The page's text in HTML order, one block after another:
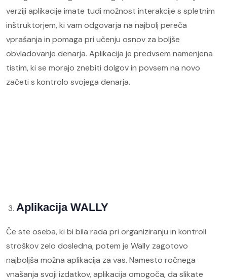
verziji aplikacije imate tudi možnost interakcije s spletnim
inštruktorjem, ki vam odgovarja na najbolj pereča
vprašanja in pomaga pri učenju osnov za boljše
obvladovanje denarja. Aplikacija je predvsem namenjena
tistim, ki se morajo znebiti dolgov in povsem na novo
začeti s kontrolo svojega denarja.
Aplikacija WALLY
Če ste oseba, ki bi bila rada pri organiziranju in kontroli
stroškov zelo dosledna, potem je Wally zagotovo
najboljša možna aplikacija za vas. Namesto ročnega
vnašanja svoji izdatkov, aplikacija omogoča, da slikate